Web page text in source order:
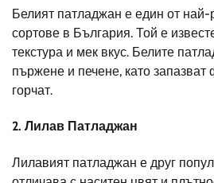
Белият патладжан е един от най-
сортове в България. Той е
текстура и мек вкус. Белите
пържене и печене, като
горчат.
2. Лилав Патладжан
Лилавият патладжан е друг